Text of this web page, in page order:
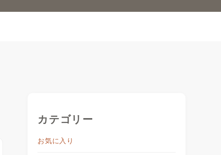
カテゴリー
お気に入り